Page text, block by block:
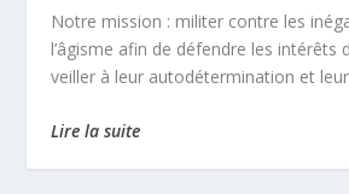
Notre mission : militer contre les
l’âgisme afin de défendre les intérêts
veiller à leur autodétermination et
Lire la suite